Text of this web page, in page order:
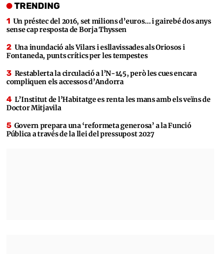
TRENDING
Un préstec del 2016, set milions d’euros… i gairebé dos anys
sense cap resposta de Borja Thyssen
Una inundació als Vilars i esllavissades als Oriosos i
Fontaneda, punts crítics per les tempestes
Restablerta la circulació a l’N-145, però les cues encara
compliquen els accessos d’Andorra
L’Institut de l’Habitatge es renta les mans amb els veïns de
Doctor Mitjavila
Govern prepara una ‘reformeta generosa’ a la Funció
Pública a través de la llei del pressupost 2027